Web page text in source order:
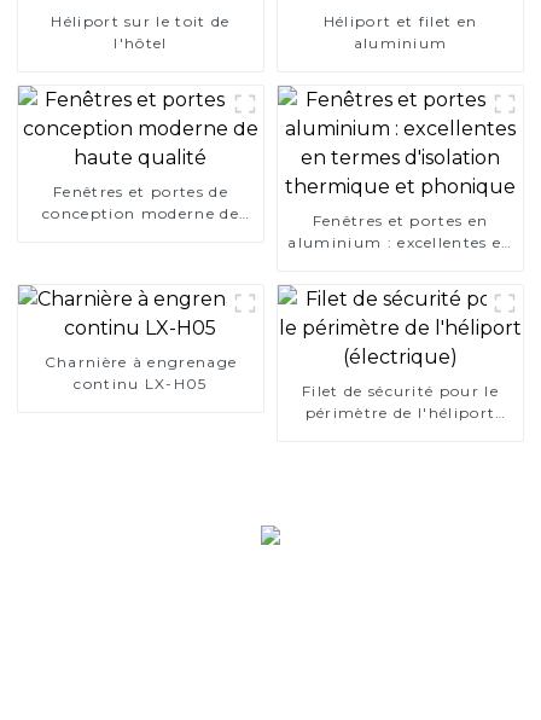
Héliport sur le toit de
l'hôtel
Héliport et filet en
aluminium
Fenêtres et portes de
conception moderne de
Fenêtres et portes en
aluminium : excellentes en
Charnière à engrenage
continu LX-H05
Filet de sécurité pour le
périmètre de l'héliport